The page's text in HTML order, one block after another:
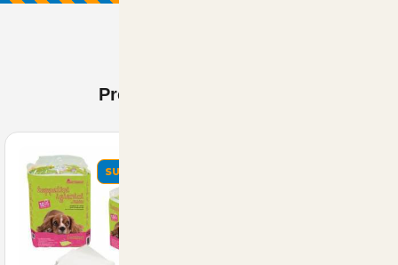
Prodotti Visti di recente
SUMMER